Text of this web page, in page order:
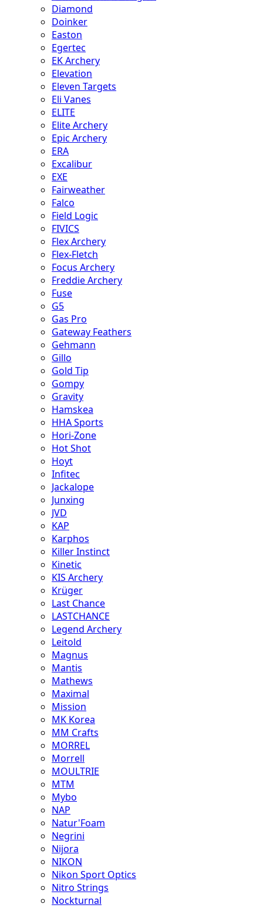
Diamond
Doinker
Easton
Egertec
EK Archery
Elevation
Eleven Targets
Eli Vanes
ELITE
Elite Archery
Epic Archery
ERA
Excalibur
EXE
Fairweather
Falco
Field Logic
FIVICS
Flex Archery
Flex-Fletch
Focus Archery
Freddie Archery
Fuse
G5
Gas Pro
Gateway Feathers
Gehmann
Gillo
Gold Tip
Gompy
Gravity
Hamskea
HHA Sports
Hori-Zone
Hot Shot
Hoyt
Infitec
Jackalope
Junxing
JVD
KAP
Karphos
Killer Instinct
Kinetic
KIS Archery
Krüger
Last Chance
LASTCHANCE
Legend Archery
Leitold
Magnus
Mantis
Mathews
Maximal
Mission
MK Korea
MM Crafts
MORREL
Morrell
MOULTRIE
MTM
Mybo
NAP
Natur'Foam
Negrini
Nijora
NIKON
Nikon Sport Optics
Nitro Strings
Nockturnal